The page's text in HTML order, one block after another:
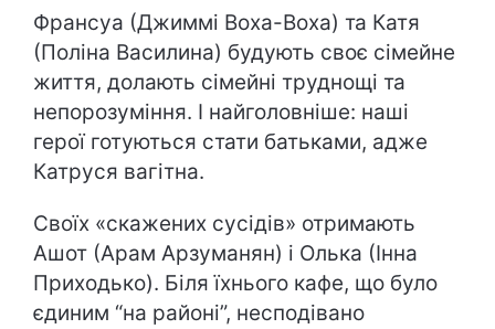
Франсуа (Джиммі Воха-Воха) та Катя
(Поліна Василина) будують своє сімейне
життя, долають сімейні труднощі та
непорозуміння. І найголовніше: наші
герої готуються стати батьками, адже
Катруся вагітна.
Своїх «скажених сусідів» отримають
Ашот (Арам Арзуманян) і Олька (Інна
Приходько). Біля їхнього кафе, що було
єдиним “на районі”, несподівано